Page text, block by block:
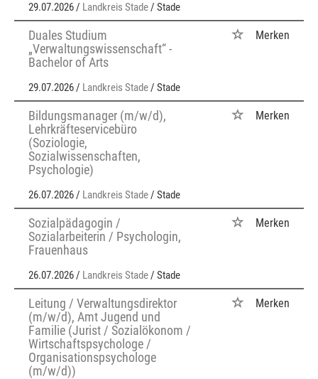
29.07.2026 / Landkreis Stade/ Stade
Duales Studium
„Verwaltungswissenschaft“ -
Bachelor of Arts
29.07.2026 / Landkreis Stade/ Stade
Merken
Bildungsmanager (m/w/d),
Lehrkräfteservicebüro
(Soziologie,
Sozialwissenschaften,
Psychologie)
26.07.2026 / Landkreis Stade/ Stade
Merken
Sozialpädagogin /
Sozialarbeiterin / Psychologin,
Frauenhaus
26.07.2026 / Landkreis Stade/ Stade
Merken
Leitung / Verwaltungsdirektor
(m/w/d), Amt Jugend und
Familie (Jurist / Sozialökonom /
Wirtschaftspsychologe /
Organisationspsychologe
(m/w/d))
Merken